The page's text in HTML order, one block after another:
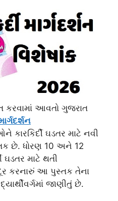
કરવામાં આવતો ગુજરાત
કારકિર્દી ઘડતર માટે નવી
છે. ધોરણ 10 અને 12
ઘડતર માટે થતી
કરનારું આ પુસ્તક તેના
જાણીતું છે.